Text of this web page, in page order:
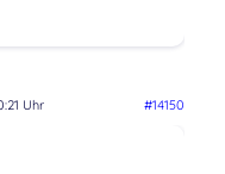
Uhr #14150